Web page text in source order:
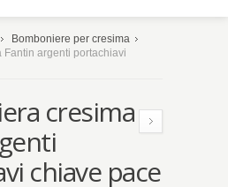
Bomboniere per cresima
Fantin argenti portachiavi
cresima
chiave pace